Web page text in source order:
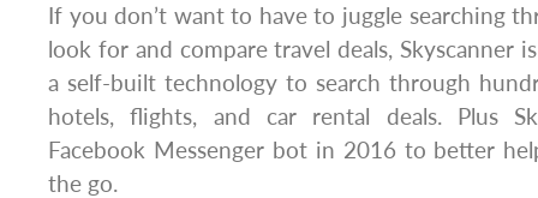
If you don’t want to have to juggle searching
look for and compare travel deals, Skyscanner
a self-built technology to search through
hotels, flights, and car rental deals. Plus
Facebook Messenger bot in 2016 to better
the go.